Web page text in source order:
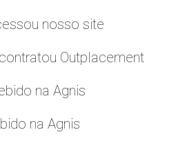
nosso site
Outplacement
na Agnis
na Agnis